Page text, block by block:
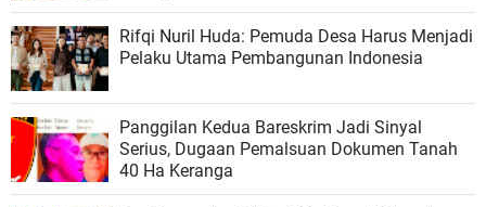
Rifqi Nuril Huda: Pemuda Desa Harus Menjadi
Pelaku Utama Pembangunan Indonesia
Panggilan Kedua Bareskrim Jadi Sinyal
Serius, Dugaan Pemalsuan Dokumen Tanah
40 Ha Keranga